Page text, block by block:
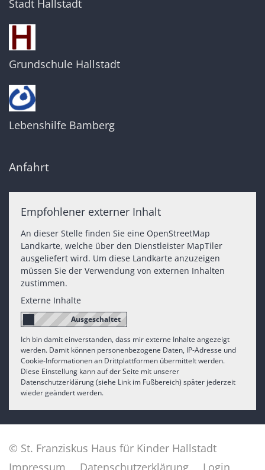
Stadt Hallstadt
Grundschule Hallstadt
Lebenshilfe Bamberg
Anfahrt
Empfohlener externer Inhalt
An dieser Stelle finden Sie eine OpenStreetMap
Landkarte, welche über den Dienstleister MapTiler
ausgeliefert wird. Um diese Landkarte anzuzeigen
müssen Sie der Verwendung von externen Inhalten
zustimmen.
Externe Inhalte
Ich bin damit einverstanden, dass mir externe Inhalte angezeigt
werden. Damit können personenbezogene Daten, IP-Adresse und
Cookie-Informationen an Drittplattformen übermittelt werden.
Diese Einstellung kann auf der Seite mit unserer
Datenschutzerklärung (siehe Link im Fußbereich) später jederzeit
wieder geändert werden.
© St. Franziskus Haus für Kinder Hallstadt